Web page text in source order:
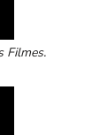
Filmes.